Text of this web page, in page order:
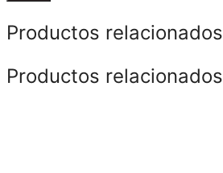
Productos relacionados
Productos relacionados